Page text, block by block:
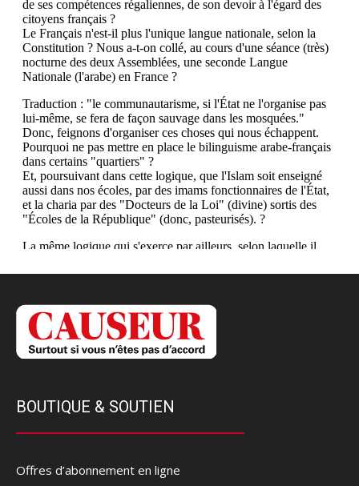
BOUTIQUE & SOUTIEN
Offres d’abonnement en ligne